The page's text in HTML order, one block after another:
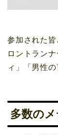
参加された
ロントラン
ィ」「男性
多数の